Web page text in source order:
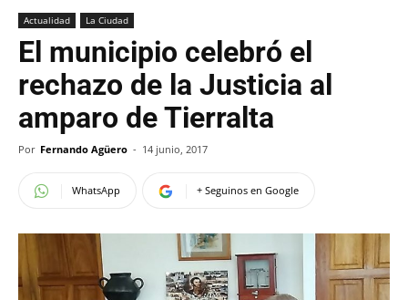
Actualidad La Ciudad
El municipio celebró el
rechazo de la Justicia al
amparo de Tierralta
Por Fernando Agüero - 14 junio, 2017
WhatsApp + Seguinos en Google